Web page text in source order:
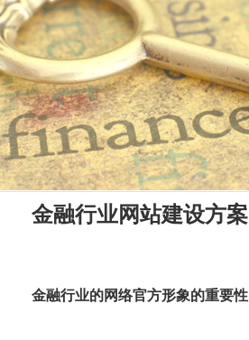
金融行业网站建设方案
金融行业的网络官方形象的重要性